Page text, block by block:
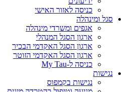
כניסה לאזור האישי
סגל ומינהלה
אגפים ומשרדי מינהלה
ארגון הסגל המנהלי
ארגון הסגל האקדמי הבכיר
ארגון הסגל האקדמי הזוטר
כניסה ל-My Tau
נגישות
נגישות בקמפוס